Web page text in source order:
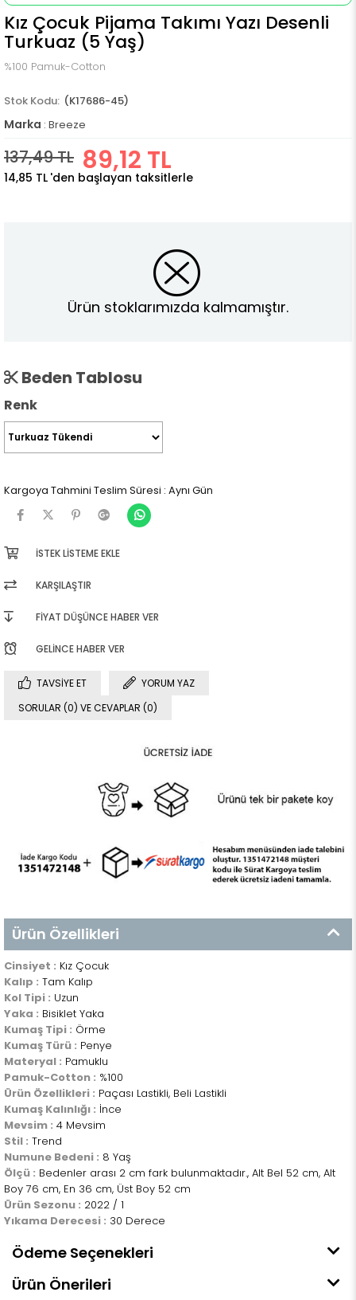
Kız Çocuk Pijama Takımı Yazı Desenli
Turkuaz (5 Yaş)
%100 Pamuk-Cotton
(K17686-45)
Marka : Breeze
137,49 TL 89,12 TL
14,85 TL 'den başlayan taksitlerle
Ürün stoklarımızda kalmamıştır.
Beden Tablosu
Renk
Kargoya Tahmini Teslim Süresi : Aynı Gün
İSTEK LISTEME EKLE
KARŞILAŞTIR
FIYAT DÜŞÜNCE HABER VER
GELINCE HABER VER
TAVSIYE ET
YORUM YAZ
SORULAR (0) VE CEVAPLAR (0)
Ürün Özellikleri
Cinsiyet : Kız Çocuk
Kalıp : Tam Kalıp
Kol Tipi : Uzun
Yaka : Bisiklet Yaka
Kumaş Tipi : Örme
Kumaş Türü : Penye
Materyal : Pamuklu
Pamuk-Cotton : %100
Ürün Özellikleri : Paçası Lastikli, Beli Lastikli
Kumaş Kalınlığı : İnce
Mevsim : 4 Mevsim
Stil : Trend
Numune Bedeni : 8 Yaş
Ölçü : Bedenler arası 2 cm fark bulunmaktadır., Alt Bel 52 cm, Alt
Boy 76 cm, En 36 cm, Üst Boy 52 cm
Ürün Sezonu : 2022 / 1
Yıkama Derecesi : 30 Derece
Ödeme Seçenekleri
Ürün Önerileri